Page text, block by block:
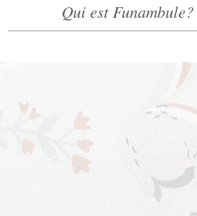
Qui est Funambule?